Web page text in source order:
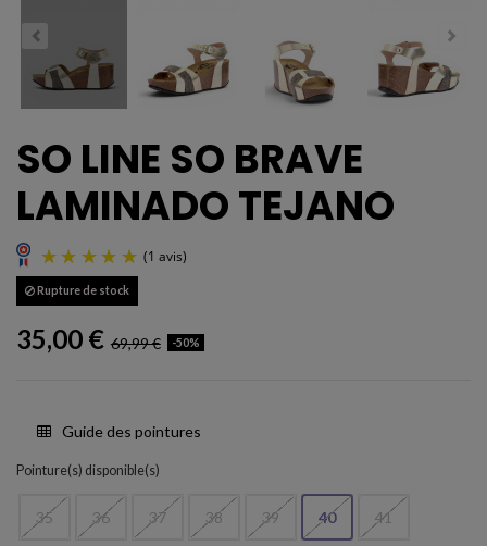
SO LINE SO BRAVE
LAMINADO TEJANO
Rupture de stock
35,00 € 69,99 € -50%
Guide des pointures
Pointure(s) disponible(s)
35 36 37 38 39 40 41